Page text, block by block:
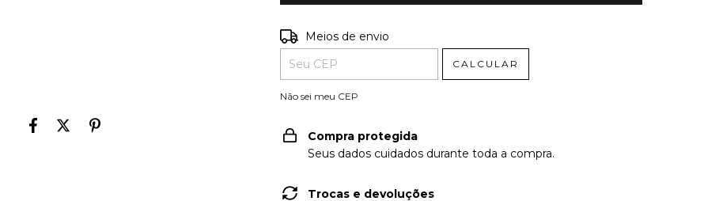
Entregas para o CEP:
Meios de envio
CALCULAR
Não sei meu CEP
Compra protegida
Seus dados cuidados durante toda a compra.
Trocas e devoluções